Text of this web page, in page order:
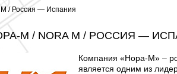
Видео
Статьи
/ Россия — Испания
М / NORA M / РОССИЯ —
Компания «Нора-М» –
является одним из